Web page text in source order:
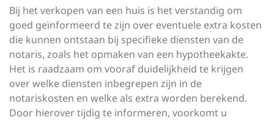
Bij het verkopen van een huis is het verstandig om
goed geïnformeerd te zijn over eventuele extra kosten
die kunnen ontstaan bij specifieke diensten van de
notaris, zoals het opmaken van een hypotheekakte.
Het is raadzaam om vooraf duidelijkheid te krijgen
over welke diensten inbegrepen zijn in de
notariskosten en welke als extra worden berekend.
Door hierover tijdig te informeren, voorkomt u